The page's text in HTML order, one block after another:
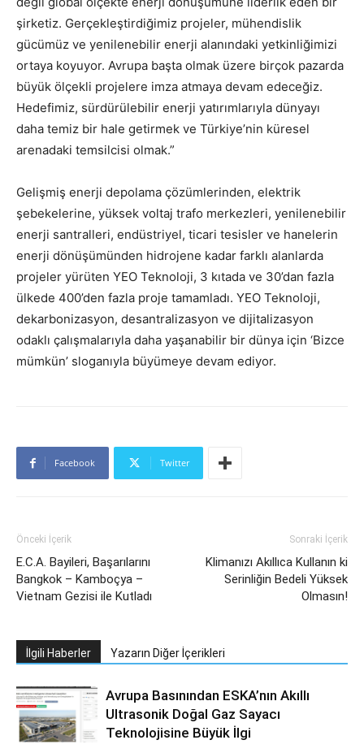
şirketiz. Gerçekleştirdiğimiz projeler, mühendislik
gücümüz ve yenilenebilir enerji alanındaki yetkinliğimizi
ortaya koyuyor. Avrupa başta olmak üzere birçok pazarda
büyük ölçekli projelere imza atmaya devam edeceğiz.
Hedefimiz, sürdürülebilir enerji yatırımlarıyla dünyayı
daha temiz bir hale getirmek ve Türkiye’nin küresel
arenadaki temsilcisi olmak.”
Gelişmiş enerji depolama çözümlerinden, elektrik
şebekelerine, yüksek voltaj trafo merkezleri, yenilenebilir
enerji santralleri, endüstriyel, ticari tesisler ve hanelerin
enerji dönüşümünden hidrojene kadar farklı alanlarda
projeler yürüten YEO Teknoloji, 3 kıtada ve 30’dan fazla
ülkede 400’den fazla proje tamamladı. YEO Teknoloji,
dekarbonizasyon, desantralizasyon ve dijitalizasyon
odaklı çalışmalarıyla daha yaşanabilir bir dünya için ‘Bizce
mümkün’ sloganıyla büyümeye devam ediyor.
Facebook Twitter
Önceki İçerik
E.C.A. Bayileri, Başarılarını
Bangkok – Kamboçya –
Vietnam Gezisi ile Kutladı
Sonraki İçerik
Klimanızı Akıllıca Kullanın ki
Serinliğin Bedeli Yüksek
Olmasın!
İlgili Haberler Yazarın Diğer İçerikleri
Avrupa Basınından ESKA’nın Akıllı
Ultrasonik Doğal Gaz Sayacı
Teknolojisine Büyük İlgi